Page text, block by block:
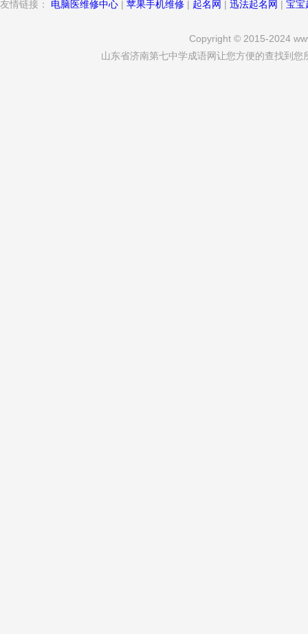
友情链接：
电脑医维修中心 | 苹果手机维修 | 起名网 | 迅法起名网 | 宝宝
Copyright © 2015-2024
山东省济南第七中学成语网让您方便的查找到您